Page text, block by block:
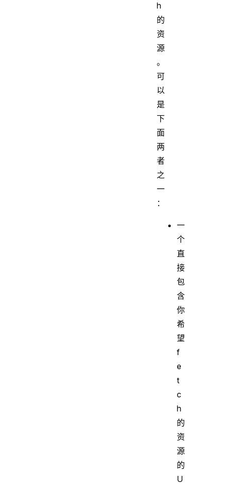
h
的
资
源
。
可
以
是
下
面
两
者
之
一
：
一
个
直
接
包
含
你
希
望
f
e
t
c
h
的
资
源
的
U